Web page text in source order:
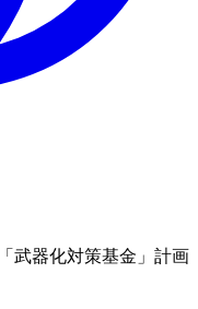
武器化対策基金」計画